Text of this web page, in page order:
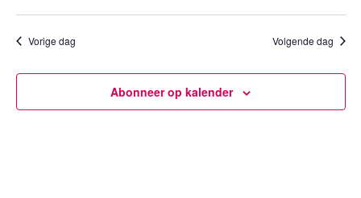
Vorige dag Volgende dag
Abonneer op kalender